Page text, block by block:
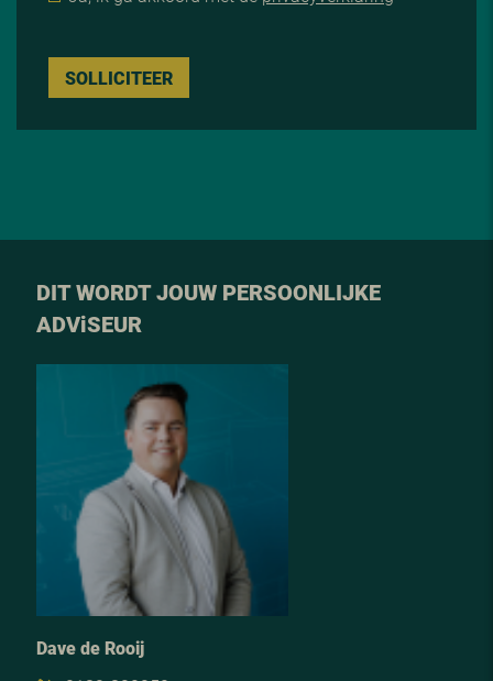
SOLLICITEER
DIT WORDT JOUW PERSOONLIJKE
ADViSEUR
Dave de Rooij